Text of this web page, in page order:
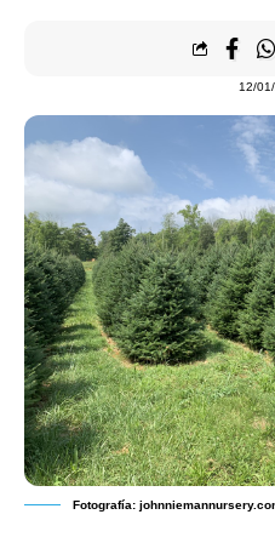
12/
Fotografía: